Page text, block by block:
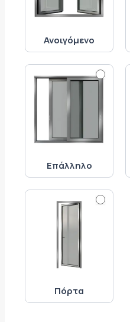
Ανοιγόμενο
Επάλληλο
Πόρτα